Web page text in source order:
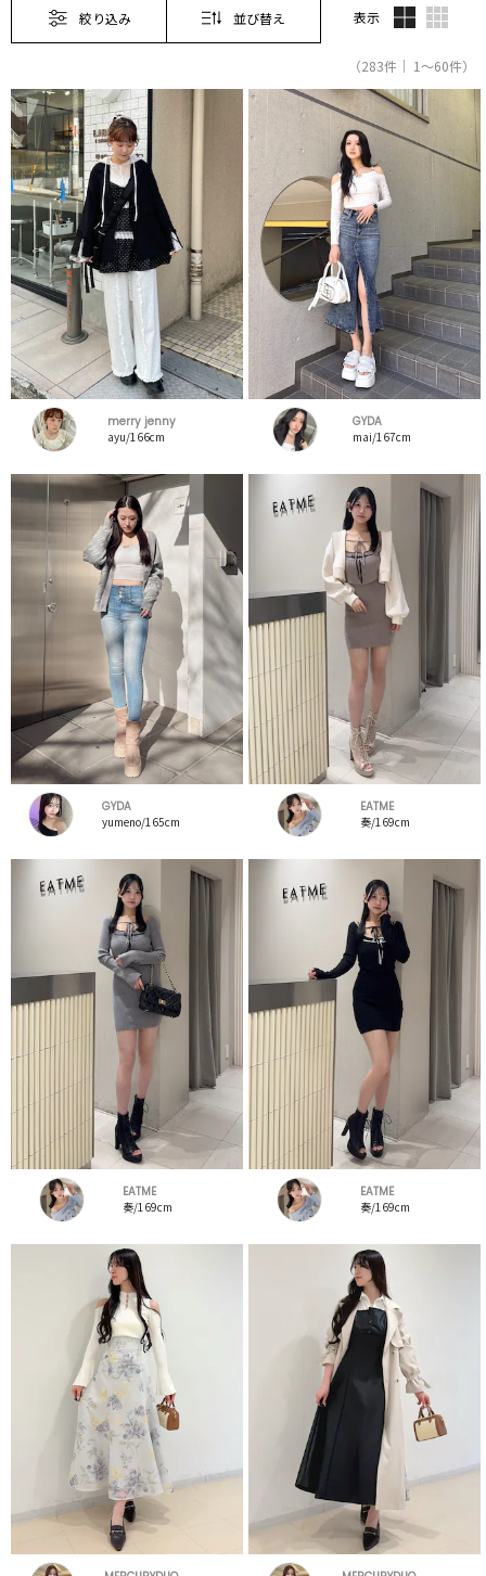
絞り込み 並び替え 表示
（283件｜ 1～60件）
merry jenny
ayu/166cm
GYDA
mai/167cm
GYDA
yumeno/165cm
EATME
奏/169cm
EATME
奏/169cm
EATME
奏/169cm